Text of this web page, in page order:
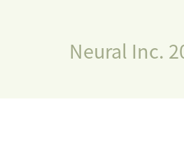
Neural Inc.